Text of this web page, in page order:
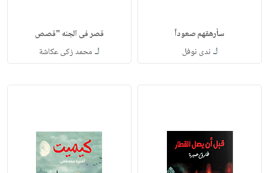
سأرهقهم صعوداً
لـ ندى نوفل
قصر فى الجنه "قصص
لـ محمد زكى عكاشة